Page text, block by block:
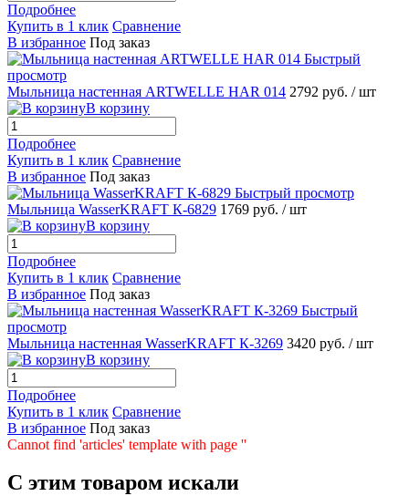
Подробнее
Купить в 1 клик Сравнение
В избранное Под заказ
Быстрый
просмотр
Мыльница настенная ARTWELLE HAR 014 2792 руб. / шт
В корзину
Подробнее
Купить в 1 клик Сравнение
В избранное Под заказ
Быстрый просмотр
Мыльница WasserKRAFT К-6829 1769 руб. / шт
В корзину
Подробнее
Купить в 1 клик Сравнение
В избранное Под заказ
Быстрый
просмотр
Мыльница настенная WasserKRAFT К-3269 3420 руб. / шт
В корзину
Подробнее
Купить в 1 клик Сравнение
В избранное Под заказ
Cannot find 'articles' template with page ''
C этим товаром искали